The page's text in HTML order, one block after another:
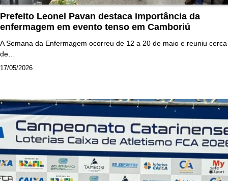
Prefeito Leonel Pavan destaca importância da
enfermagem em evento tenso em Camboriú
A Semana da Enfermagem ocorreu de 12 a 20 de maio e reuniu cerca
de…
17/05/2026